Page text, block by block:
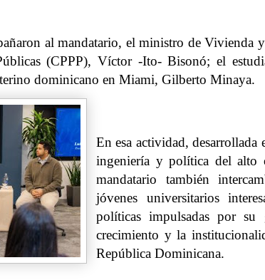
al mandatario, el ministro de Vivienda
(CPPP), Víctor -Ito- Bisonó; el
dominicano en Miami, Gilberto Minaya.
En esa actividad, desarrollada
ingeniería y política del alto
mandatario también
jóvenes universitarios
políticas impulsadas por
crecimiento y la
República Dominicana.